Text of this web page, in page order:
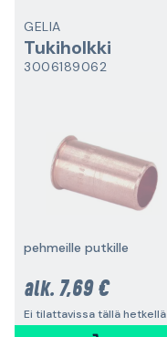
GELIA
Tukiholkki
3006189062
pehmeille putkille
alk. 7,69 €
Ei tilattavissa tällä hetkellä